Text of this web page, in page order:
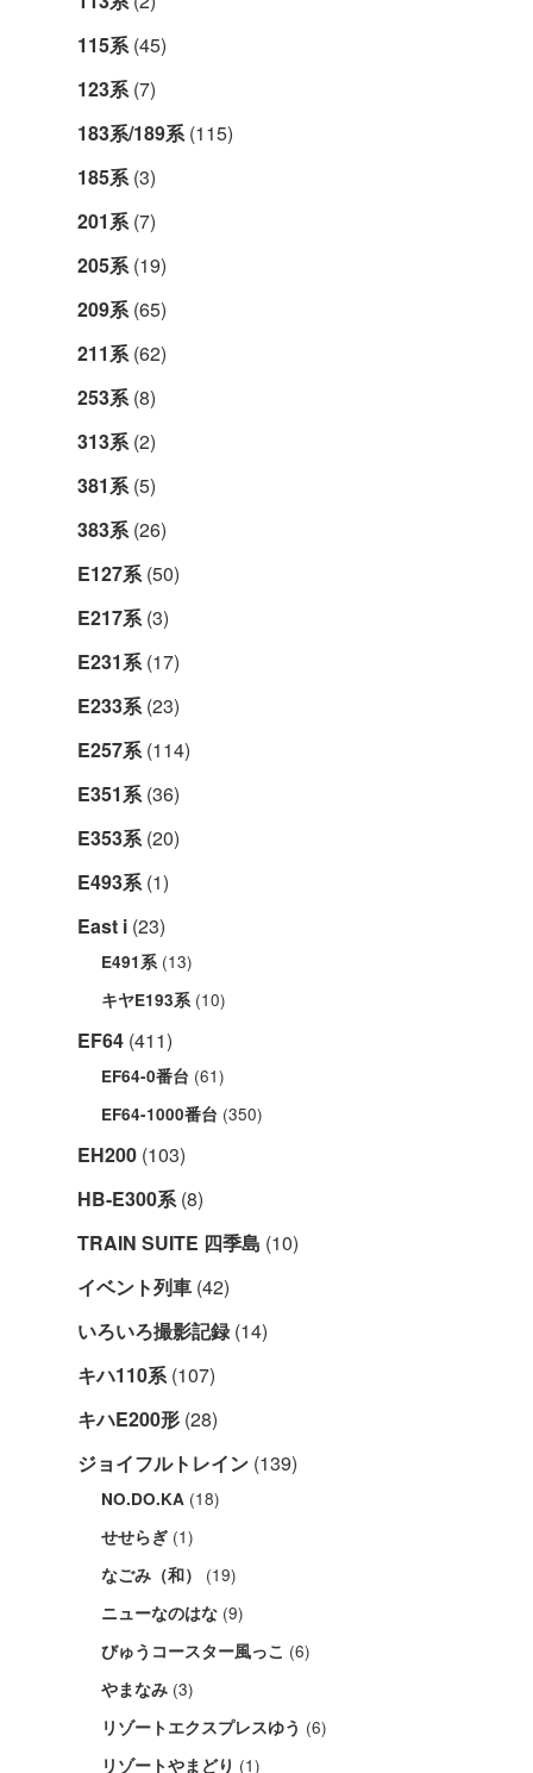
115系(45)
123系(7)
183系/189系(115)
185系(3)
201系(7)
205系(19)
209系(65)
211系(62)
253系(8)
313系(2)
381系(5)
383系(26)
E127系(50)
E217系(3)
E231系(17)
E233系(23)
E257系(114)
E351系(36)
E353系(20)
E493系(1)
East i (23)
E491系(13)
キヤE193系(10)
EF64 (411)
EF64-0番台 (61)
EF64-1000番台 (350)
EH200 (103)
HB-E300系(8)
TRAIN SUITE 四季島 (10)
イベント列車 (42)
いろいろ撮影記録(14)
キハ110系(107)
キハE200形 (28)
ジョイフルトレイン (139)
NO.DO.KA (18)
せせらぎ (1)
なごみ（和） (19)
ニューなのはな (9)
びゅうコースター風っこ (6)
やまなみ (3)
リゾートエクスプレスゆう (6)
リゾートやまどり (1)